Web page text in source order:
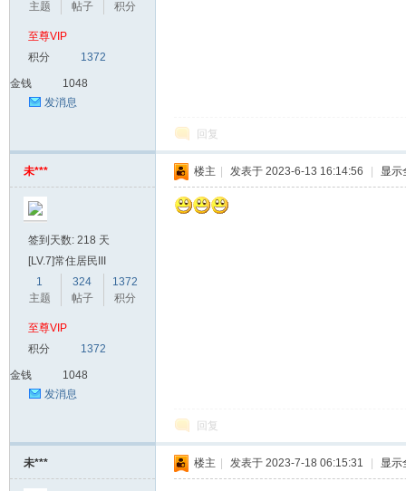
主题
帖子
积分
至尊VIP
积分
1372
金钱
1048
发消息
回复
未***
签到天数: 218 天
[LV.7]常住居民III
1
主题
324
帖子
1372
积分
至尊VIP
积分
1372
金钱
1048
发消息
楼主 发表于 2023-6-13 16:14:56 显示
回复
未*** 楼主 发表于 2023-7-18 06:15:31 显示